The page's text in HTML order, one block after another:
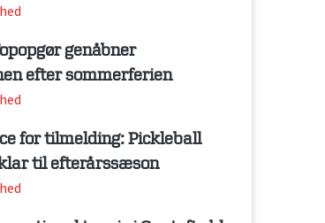
genåbner
efter sommerferien
for tilmelding: Pickleball
til efterårssæson